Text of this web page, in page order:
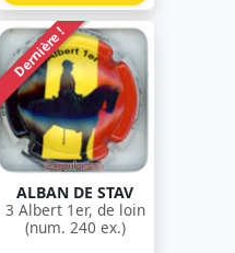
Dernière !
ALBAN DE STAV
3 Albert 1er, de loin
(num. 240 ex.)